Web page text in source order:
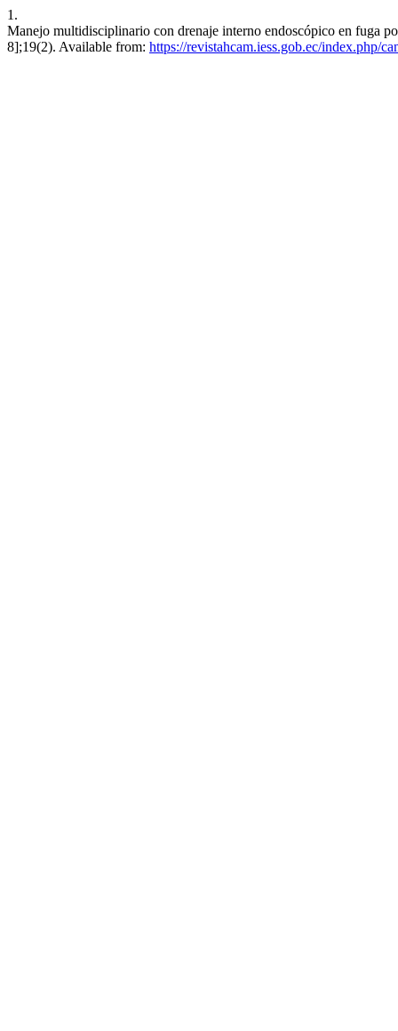
1.
Manejo multidisciplinario con drenaje interno endoscópico en fuga
8];19(2). Available from: https://revistahcam.iess.gob.ec/index.php/